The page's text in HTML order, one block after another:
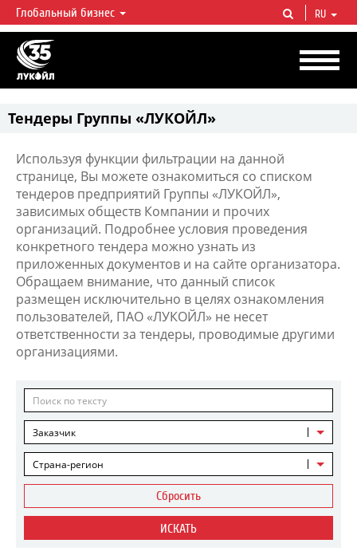
ЛУКОЙЛ СЕГОДНЯ
ЛУКОЙЛ — одна из крупнейших вертикально интегрированных
нефтегазовых компаний в мире, на долю которой приходится более 2%
мировой добычи нефти и около 1% доказанных запасов углеводородов.
Глобальный бизнес RU
Тендеры Группы «ЛУКОЙЛ»
Используя функции фильтрации на данной
странице, Вы можете ознакомиться со списком
тендеров предприятий Группы «ЛУКОЙЛ»,
зависимых обществ Компании и прочих
организаций. Подробнее условия проведения
конкретного тендера можно узнать из
приложенных документов и на сайте организатора.
Обращаем внимание, что данный список
размещен исключительно в целях ознакомления
пользователей, ПАО «ЛУКОЙЛ» не несет
ответственности за тендеры, проводимые другими
организациями.
Заказчик
Страна-регион
Сбросить
ИСКАТЬ